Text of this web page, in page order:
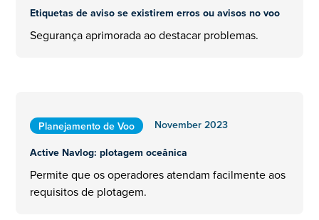
Etiquetas de aviso se existirem erros ou avisos no voo
Segurança aprimorada ao destacar problemas.
Planejamento de Voo
November 2023
Active Navlog: plotagem oceânica
Permite que os operadores atendam facilmente aos
requisitos de plotagem.